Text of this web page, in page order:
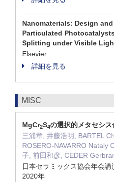
Nanomaterials: Design
Particulated
Splitting under Visible
Elsevier
詳細を見る
MISC
MgCr2S4の選択的メタセシス
三浦章, 井藤浩明, BARTEL
ROSERO-NAVARRO Nataly
子, 前田和彦, CEDER
日本セラミックス協会年会
2020年